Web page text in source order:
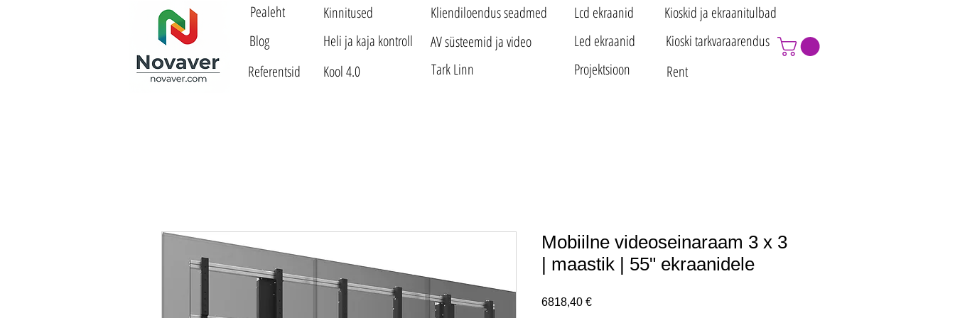
Pealeht
Blog
Referentsid
Heli ja kaja kontroll
Kinnitused
Kool 4.0
Kliendiloendus seadmed
AV süsteemid ja video
Tark Linn
Lcd ekraanid
Led ekraanid
Projektsioon
Kioskid ja ekraanitulbad
Kioski tarkvaraarendus
Rent
Mobiilne videoseinaraam 3 x 3
| maastik | 55" ekraanidele
6818,40 €Price